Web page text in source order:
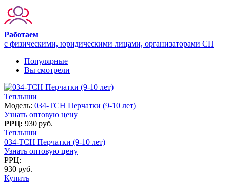
Работаем
с физическими, юридическими лицами, организаторами СП
Популярные
Вы смотрели
Теплыши
Модель: 034-TCH Перчатки (9-10 лет)
Узнать оптовую цену
РРЦ: 930 руб.
Теплыши
034-TCH Перчатки (9-10 лет)
Узнать оптовую цену
РРЦ:
930 руб.
Купить